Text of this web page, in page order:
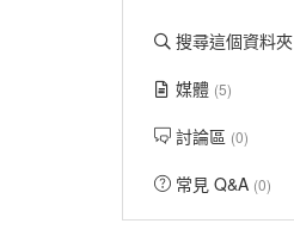
搜尋這個資料夾
媒體 (5)
討論區 (0)
常見 Q&A (0)